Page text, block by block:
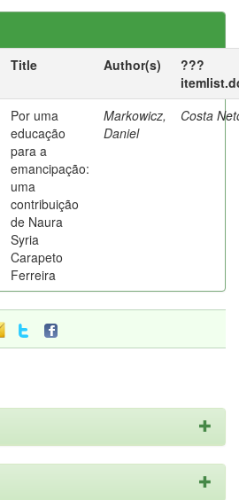
Title Author(s)
???
Por uma
educação
para a
emancipação:
uma
contribuição
de Naura
Syria
Carapeto
Ferreira
Markowicz,
Daniel
Costa